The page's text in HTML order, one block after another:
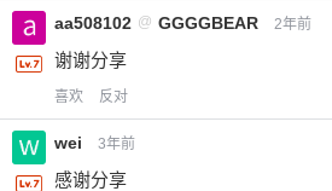
aa508102 @ GGGGBEAR 2年前
谢谢分享
喜欢 反对
wei 3年前
感谢分享